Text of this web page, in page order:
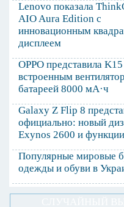
Lenovo показала
AIO Aura Edition с
инновационным
дисплеем
OPPO представила K15
встроенным
батареей 8000 мА·ч
Galaxy Z Flip 8
официально: новый
Exynos 2600 и
Популярные мировые
одежды и обуви в